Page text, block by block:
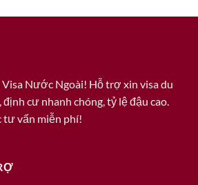
Nước Ngoài! Hỗ trợ xin visa du
định cư nhanh chóng, tỷ lệ đậu cao.
tư vấn miễn phí!